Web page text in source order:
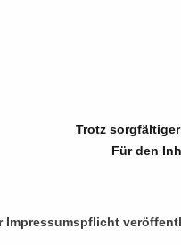
Trotz
Für den
Impressumspflicht